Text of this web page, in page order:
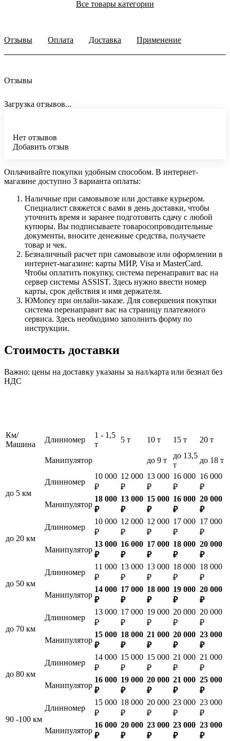
Все товары категории
Отзывы Оплата Доставка Применение
Отзывы
Загрузка отзывов...
Нет отзывов
Добавить отзыв
Оплачивайте покупки удобным способом. В интернет-
магазине доступно 3 варианта оплаты:
Наличные при самовывозе или доставке курьером.
Специалист свяжется с вами в день доставки, чтобы
уточнить время и заранее подготовить сдачу с любой
купюры. Вы подписываете товаросопроводительные
документы, вносите денежные средства, получаете
товар и чек.
Безналичный расчет при самовывозе или оформлении в
интернет-магазине: карты МИР, Visa и MasterCard.
Чтобы оплатить покупку, система перенаправит вас на
сервер системы ASSIST. Здесь нужно ввести номер
карты, срок действия и имя держателя.
ЮMoney при онлайн-заказе. Для совершения покупки
система перенаправит вас на страницу платежного
сервиса. Здесь необходимо заполнить форму по
инструкции.
Стоимость доставки
Важно: цены на доставку указаны за нал/карта или безнал без
НДС
Км/
Машина
Длинномер
1 - 1,5
т
5 т 10 т 15 т 20 т
Манипулятор до 9 т
до 13,5
т
до 18 т
до 5 км
Длинномер
10 000
₽
12 000
₽
13 000
₽
16 000
₽
16 000
₽
Манипулятор
18 000
₽
13 000
₽
15 000
₽
16 000
₽
20 000
₽
до 20 км
Длинномер
10 000
₽
12 000
₽
12 000
₽
17 000
₽
17 000
₽
Манипулятор
13 000
₽
16 000
₽
17 000
₽
18 000
₽
20 000
₽
до 50 км
Длинномер
11 000
₽
13 000
₽
13 000
₽
18 000
₽
18 000
₽
Манипулятор
14 000
₽
17 000
₽
18 000
₽
19 000
₽
20 000
₽
до 70 км
Длинномер
13 000
₽
17 000
₽
19 000
₽
20 000
₽
20 000
₽
Манипулятор
15 000
₽
18 000
₽
21 000
₽
20 000
₽
23 000
₽
до 80 км
Длинномер
14 000
₽
15 000
₽
15 000
₽
21 000
₽
21 000
₽
Манипулятор
16 000
₽
19 000
₽
20 000
₽
21 000
₽
25 000
₽
90 -100 км
Длинномер
15 000
₽
18 000
₽
20 000
₽
23 000
₽
23 000
₽
Манипулятор
16 000
₽
20 000
₽
23 000
₽
23 000
₽
23 000
₽